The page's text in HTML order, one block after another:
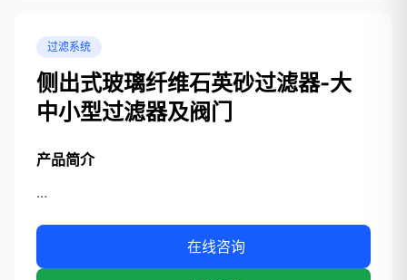
过滤系统
侧出式玻璃纤维石英砂过滤器-大
中小型过滤器及阀门
产品简介
...
在线咨询